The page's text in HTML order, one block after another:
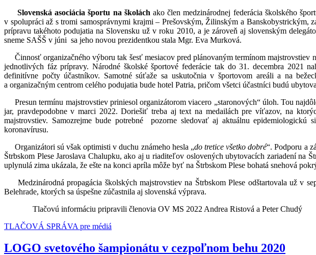
Slovenská asociácia športu na školách ako člen medzinárodnej federácia školského
v spolupráci až s tromi samosprávnymi krajmi – Prešovským, Žilinským a Banskobystrickým,
prípravu takéhoto podujatia na Slovensku už v roku 2010, a je zároveň aj slovenským
sneme SAŠŠ v júni sa jeho novou prezidentkou stala Mgr. Eva Murková.
Činnosť organizačného výboru tak šesť mesiacov pred plánovaným termínom
jednotlivých fáz prípravy. Národné školské športové federácie tak do 31. decembra 2021
definitívne počty účastníkov. Samotné súťaže sa uskutočnia v športovom areáli a na
a organizačným centrom celého podujatia bude hotel Patria, pričom všetci účastníci budú
Presun termínu majstrovstiev priniesol organizátorom viacero „staronových“ úloh. Tou
jar, pravdepodobne v marci 2022. Doriešiť treba aj text na medailách pre víťazov, na
majstrovstiev. Samozrejme bude potrebné
pozorne sledovať aj aktuálnu epidemiologickú
koronavírusu.
Organizátori sú však optimisti v duchu známeho hesla „do tretice všetko dobré“. Podporu a
Štrbskom Plese Jaroslava Chalupku, ako aj u riaditeľov oslovených ubytovacích zariadení na
uplynulá zima ukázala, že ešte na konci apríla môže byť na Štrbskom Plese bohatá snehová
Medzinárodná propagácia školských majstrovstiev na Štrbskom Plese odštartovala už v
Belehrade, ktorých sa úspešne zúčastnila aj slovenská výprava.
Tlačovú informáciu pripravili členovia OV MS 2022 Andrea Ristová a Peter Chudý
TLAČOVÁ SPRÁVA pre médiá
LOGO svetového šampionátu v cezpoľnom behu 2020